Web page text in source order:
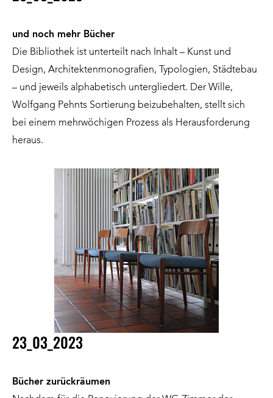
und noch mehr Bücher
Die Bibliothek ist unterteilt nach Inhalt – Kunst und
Design, Architektenmonografien, Typologien, Städtebau
– und jeweils alphabetisch untergliedert. Der Wille,
Wolfgang Pehnts Sortierung beizubehalten, stellt sich
bei einem mehrwöchigen Prozess als Herausforderung
heraus.
23_03_2023
Bücher zurückräumen